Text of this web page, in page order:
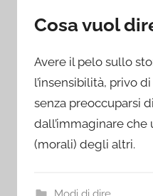
Cosa vuol
Avere il pelo sullo
l’insensibilità, privo
senza preoccuparsi
dall’immaginare
(morali) degli altri.